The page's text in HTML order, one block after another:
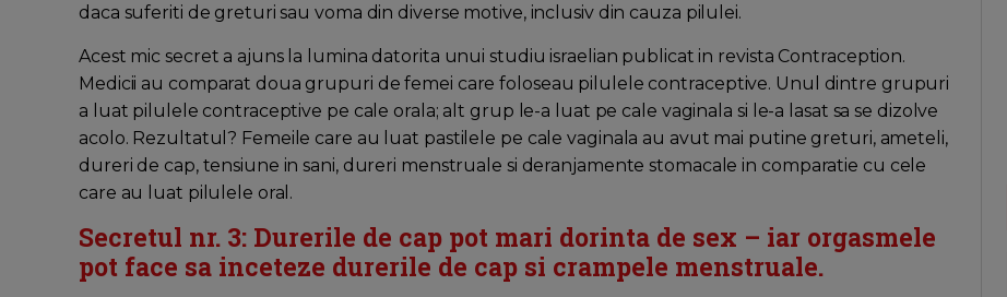
daca suferiti de greturi sau voma din diverse motive, inclusiv din cauza pilulei.
Acest mic secret a ajuns la lumina datorita unui studiu israelian publicat in revista Contraception.
Medicii au comparat doua grupuri de femei care foloseau pilulele contraceptive. Unul dintre grupuri
a luat pilulele contraceptive pe cale orala; alt grup le-a luat pe cale vaginala si le-a lasat sa se dizolve
acolo. Rezultatul? Femeile care au luat pastilele pe cale vaginala au avut mai putine greturi, ameteli,
dureri de cap, tensiune in sani, dureri menstruale si deranjamente stomacale in comparatie cu cele
care au luat pilulele oral.
Secretul nr. 3: Durerile de cap pot mari dorinta de sex – iar orgasmele
pot face sa inceteze durerile de cap si crampele menstruale.